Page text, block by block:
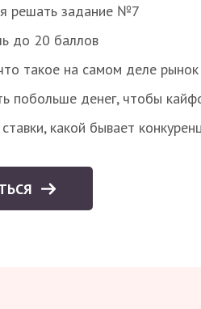
решать задание №7
до 20 баллов
такое на самом деле
побольше денег, чтобы
какой бывает